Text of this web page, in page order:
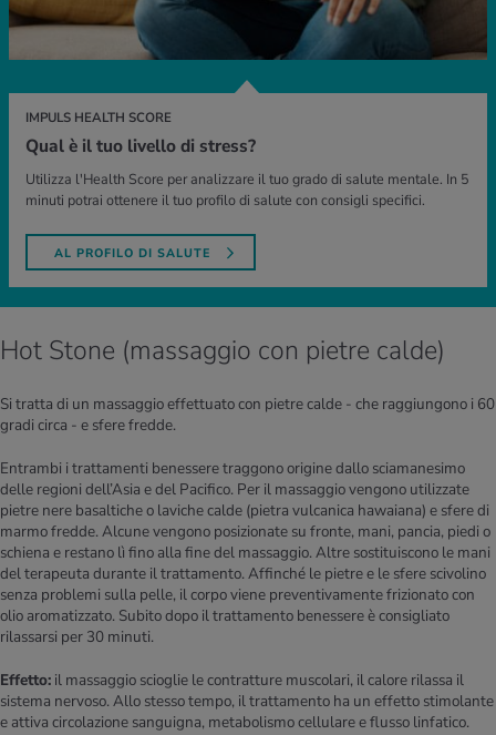
IMPULS HEALTH SCORE
Qual è il tuo livello di stress?
Utilizza l'Health Score per analizzare il tuo grado di salute mentale. In 5
minuti potrai ottenere il tuo profilo di salute con consigli specifici.
AL PROFILO DI SALUTE
Hot Stone (massaggio con pietre calde)
Si tratta di un massaggio effettuato con pietre calde - che raggiungono i 60
gradi circa - e sfere fredde.
Entrambi i trattamenti benessere traggono origine dallo sciamanesimo
delle regioni dell’Asia e del Pacifico. Per il massaggio vengono utilizzate
pietre nere basaltiche o laviche calde (pietra vulcanica hawaiana) e sfere di
marmo fredde. Alcune vengono posizionate su fronte, mani, pancia, piedi o
schiena e restano lì fino alla fine del massaggio. Altre sostituiscono le mani
del terapeuta durante il trattamento. Affinché le pietre e le sfere scivolino
senza problemi sulla pelle, il corpo viene preventivamente frizionato con
olio aromatizzato. Subito dopo il trattamento benessere è consigliato
rilassarsi per 30 minuti.
Effetto: il massaggio scioglie le contratture muscolari, il calore rilassa il
sistema nervoso. Allo stesso tempo, il trattamento ha un effetto stimolante
e attiva circolazione sanguigna, metabolismo cellulare e flusso linfatico.